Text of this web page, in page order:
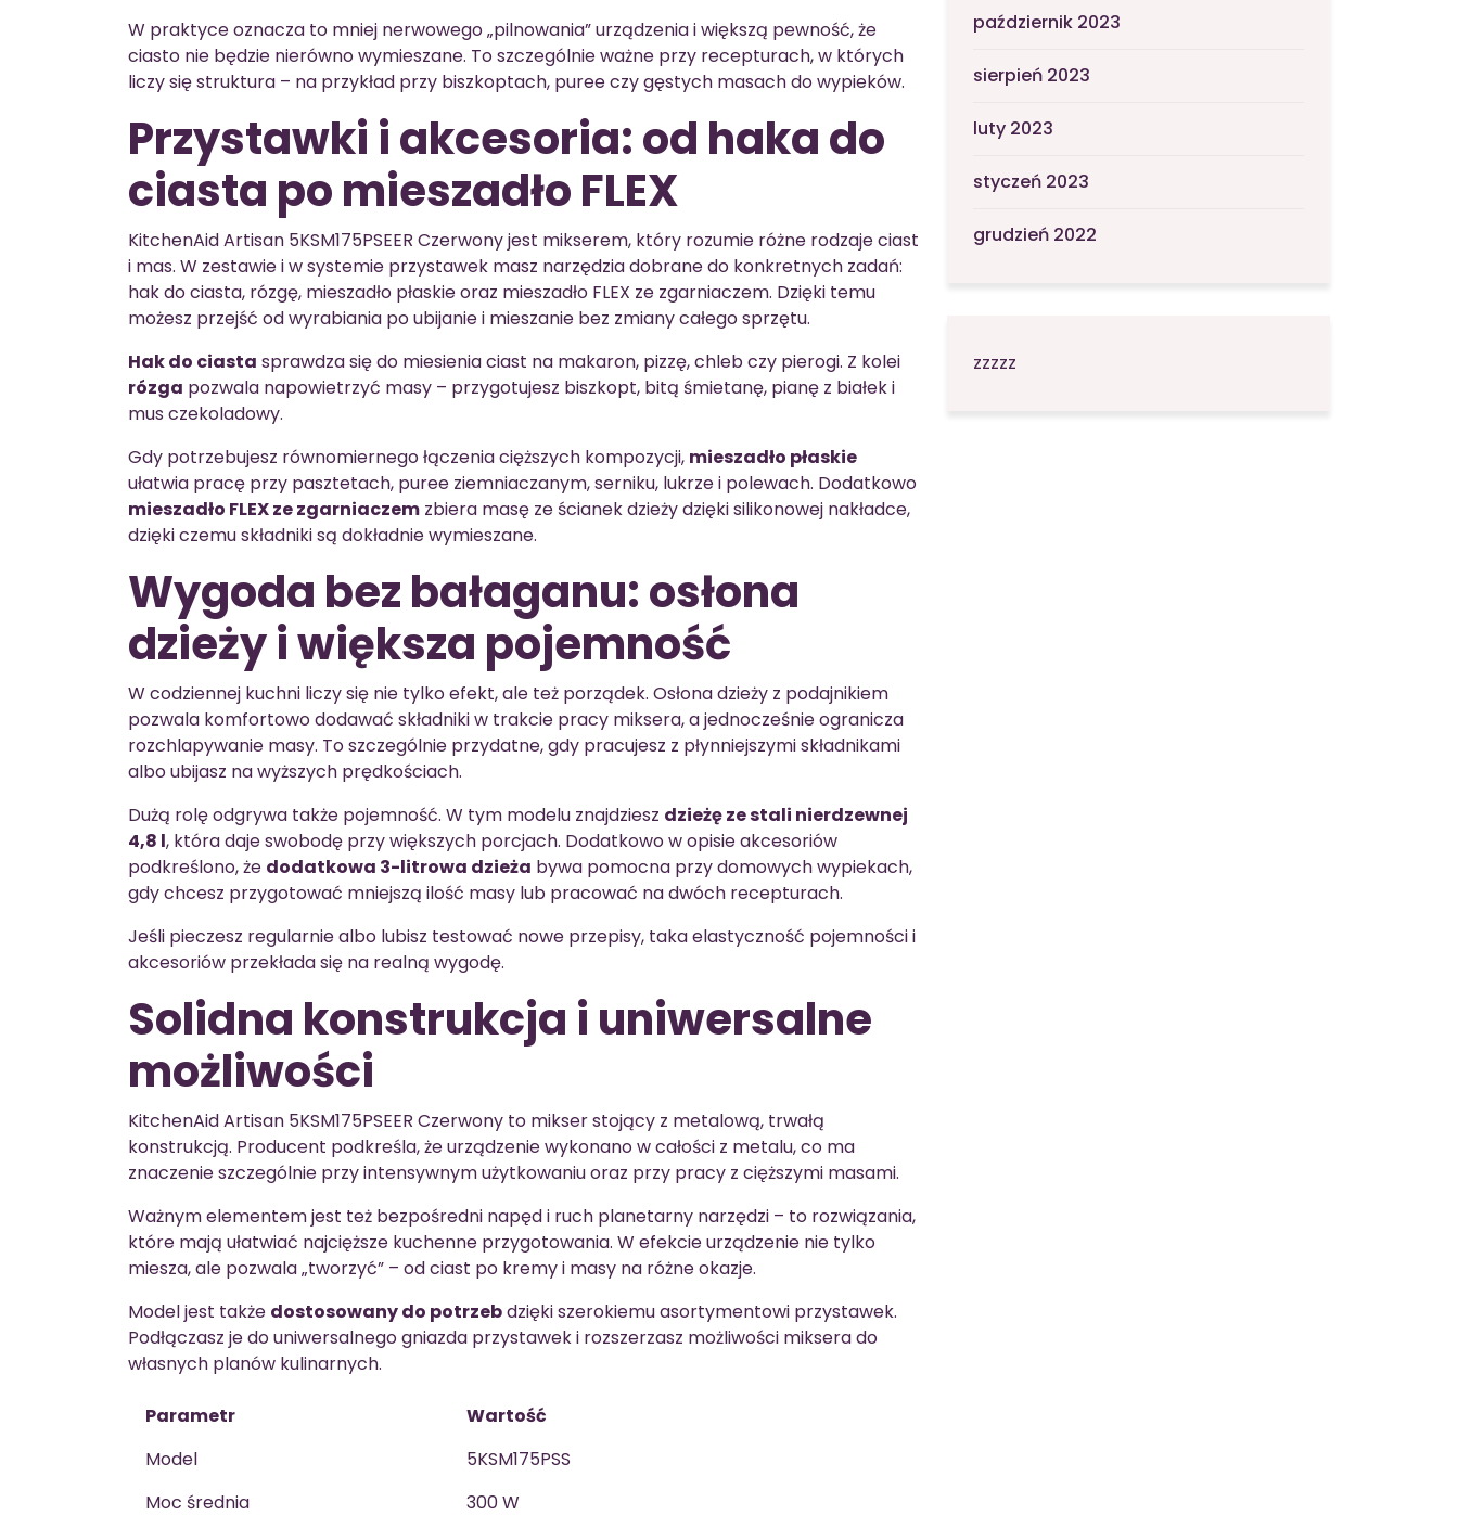
W praktyce oznacza to mniej nerwowego „pilnowania” urządzenia i większą pewność, że
ciasto nie będzie nierówno wymieszane. To szczególnie ważne przy recepturach, w których
liczy się struktura – na przykład przy biszkoptach, puree czy gęstych masach do wypieków.
Przystawki i akcesoria: od haka do
ciasta po mieszadło FLEX
KitchenAid Artisan 5KSM175PSEER Czerwony jest mikserem, który rozumie różne rodzaje ciast
i mas. W zestawie i w systemie przystawek masz narzędzia dobrane do konkretnych zadań:
hak do ciasta, rózgę, mieszadło płaskie oraz mieszadło FLEX ze zgarniaczem. Dzięki temu
możesz przejść od wyrabiania po ubijanie i mieszanie bez zmiany całego sprzętu.
Hak do ciasta sprawdza się do miesienia ciast na makaron, pizzę, chleb czy pierogi. Z kolei
rózga pozwala napowietrzyć masy – przygotujesz biszkopt, bitą śmietanę, pianę z białek i
mus czekoladowy.
Gdy potrzebujesz równomiernego łączenia cięższych kompozycji, mieszadło płaskie
ułatwia pracę przy pasztetach, puree ziemniaczanym, serniku, lukrze i polewach. Dodatkowo
mieszadło FLEX ze zgarniaczem zbiera masę ze ścianek dzieży dzięki silikonowej nakładce,
dzięki czemu składniki są dokładnie wymieszane.
Wygoda bez bałaganu: osłona
dzieży i większa pojemność
W codziennej kuchni liczy się nie tylko efekt, ale też porządek. Osłona dzieży z podajnikiem
pozwala komfortowo dodawać składniki w trakcie pracy miksera, a jednocześnie ogranicza
rozchlapywanie masy. To szczególnie przydatne, gdy pracujesz z płynniejszymi składnikami
albo ubijasz na wyższych prędkościach.
Dużą rolę odgrywa także pojemność. W tym modelu znajdziesz dzieżę ze stali nierdzewnej
4,8 l, która daje swobodę przy większych porcjach. Dodatkowo w opisie akcesoriów
podkreślono, że dodatkowa 3-litrowa dzieża bywa pomocna przy domowych wypiekach,
gdy chcesz przygotować mniejszą ilość masy lub pracować na dwóch recepturach.
Jeśli pieczesz regularnie albo lubisz testować nowe przepisy, taka elastyczność pojemności i
akcesoriów przekłada się na realną wygodę.
Solidna konstrukcja i uniwersalne
możliwości
KitchenAid Artisan 5KSM175PSEER Czerwony to mikser stojący z metalową, trwałą
konstrukcją. Producent podkreśla, że urządzenie wykonano w całości z metalu, co ma
znaczenie szczególnie przy intensywnym użytkowaniu oraz przy pracy z cięższymi masami.
Ważnym elementem jest też bezpośredni napęd i ruch planetarny narzędzi – to rozwiązania,
które mają ułatwiać najcięższe kuchenne przygotowania. W efekcie urządzenie nie tylko
miesza, ale pozwala „tworzyć” – od ciast po kremy i masy na różne okazje.
Model jest także dostosowany do potrzebdzięki szerokiemu asortymentowi przystawek.
Podłączasz je do uniwersalnego gniazda przystawek i rozszerzasz możliwości miksera do
własnych planów kulinarnych.
Parametr
Wartość
Model
5KSM175PSS
Moc średnia
300 W
październik 2023
sierpień 2023
luty 2023
styczeń 2023
grudzień 2022
zzzzz